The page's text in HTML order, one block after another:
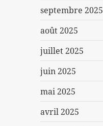
septembre 2025
août 2025
juillet 2025
juin 2025
mai 2025
avril 2025